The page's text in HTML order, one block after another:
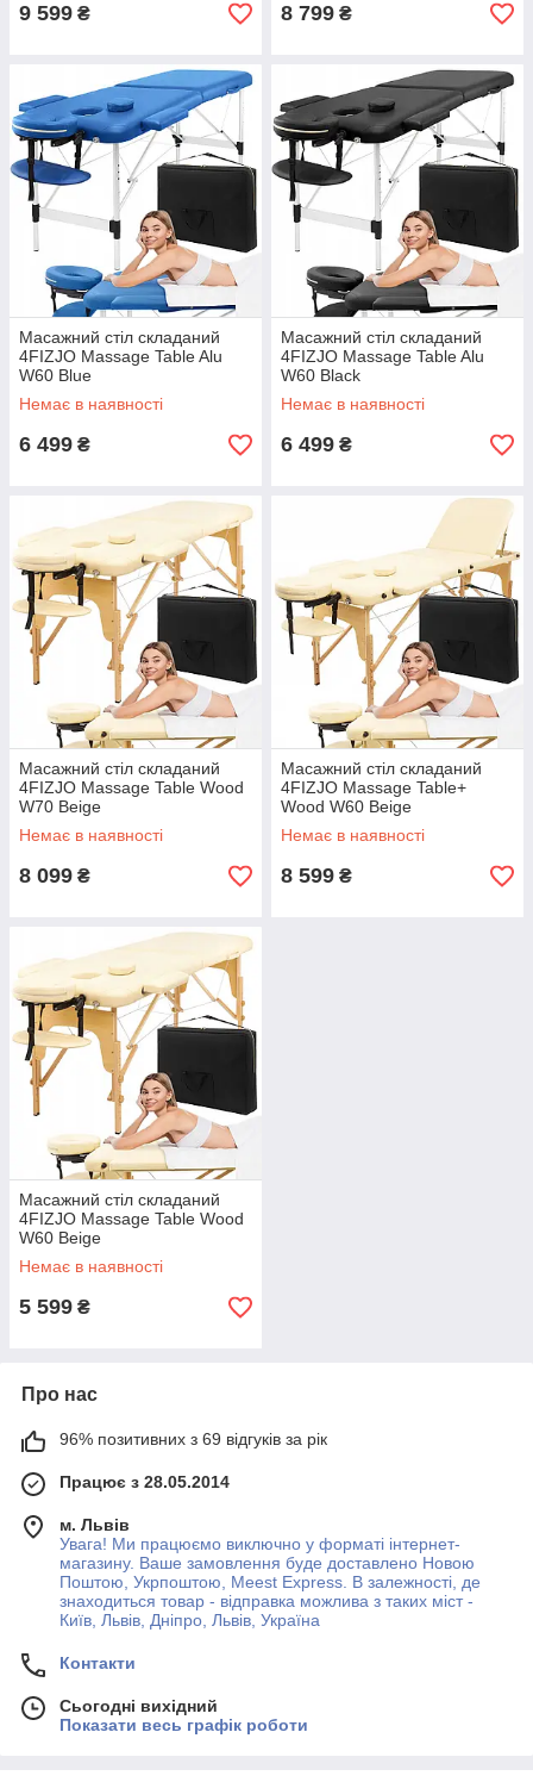
9 599 ₴ 8 799 ₴
Масажний стіл складаний
4FIZJO Massage Table Alu
W60 Blue
Немає в наявності
6 499 ₴
Масажний стіл складаний
4FIZJO Massage Table Alu
W60 Black
Немає в наявності
6 499 ₴
Масажний стіл складаний
4FIZJO Massage Table Wood
W70 Beige
Немає в наявності
8 099 ₴
Масажний стіл складаний
4FIZJO Massage Table+
Wood W60 Beige
Немає в наявності
8 599 ₴
Масажний стіл складаний
4FIZJO Massage Table Wood
W60 Beige
Немає в наявності
5 599 ₴
Про нас
96% позитивних з 69 відгуків за рік
Працює з 28.05.2014
м. Львів
Увага! Ми працюємо виключно у форматі інтернет-
магазину. Ваше замовлення буде доставлено Новою
Поштою, Укрпоштою, Meest Express. В залежності, де
знаходиться товар - відправка можлива з таких міст -
Київ, Львів, Дніпро, Львів, Україна
Контакти
Сьогодні вихідний
Показати весь графік роботи